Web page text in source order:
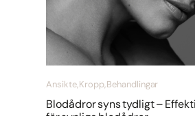
Ansikte, Kropp, Behandlingar
Blodådror syns tydligt –